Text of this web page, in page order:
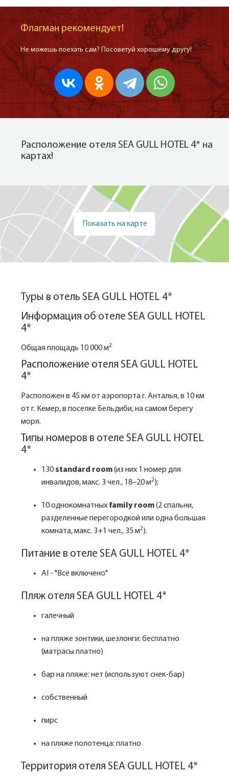
Флагман рекомендует!
Не можешь поехать сам? Посоветуй хорошему другу!
Расположение отеля SEA GULL HOTEL 4* на
картах!
Показать на карте
Туры в отель SEA GULL HOTEL 4*
Информация об отеле SEA GULL HOTEL
4*
Общая площадь 10 000 м2
Расположение отеля SEA GULL HOTEL
4*
Расположен в 45 км от аэропорта г. Анталья, в 10 км
от г. Кемер, в поселке Бельдиби, на самом берегу
моря.
Типы номеров в отеле SEA GULL HOTEL
4*
130 standard room(из них 1 номер для
инвалидов, макс. 3 чел., 18–20 м2);
10 однокомнатных family room(2 спальни,
разделенные перегородкой или одна большая
комната, макс. 3+1 чел., 35 м2).
Питание в отеле SEA GULL HOTEL 4*
AI - "Всё включено"
Пляж отеля SEA GULL HOTEL 4*
галечный
на пляже зонтики, шезлонги: бесплатно
(матрасы платно)
бар на пляже: нет (используют снек-бар)
собственный
пирс
на пляже полотенца: платно
Территория отеля SEA GULL HOTEL 4*